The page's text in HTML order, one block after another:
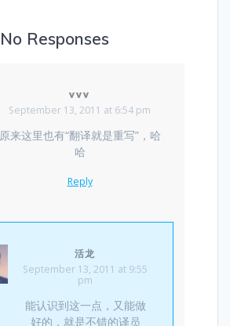
No Responses
vvv
September 13, 2011 at 6:54 pm
原来这里也有“翻译就是重写”，哈
哈
Reply
活龙
September 13, 2011 at 9:55
pm
能认识到这一点，又能做
好的，就是不错的译员